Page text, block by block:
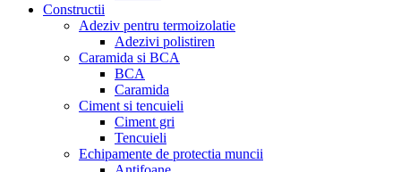
Constructii
Adeziv pentru termoizolatie
Adezivi polistiren
Caramida si BCA
BCA
Caramida
Ciment si tencuieli
Ciment gri
Tencuieli
Echipamente de protectia muncii